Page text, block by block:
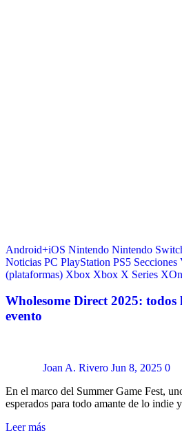
Android+iOS Nintendo Nintendo
Noticias PC PlayStation PS5 Secciones
(plataformas) Xbox Xbox X Series
Wholesome Direct 2025: todos
evento
Joan A. Rivero Jun 8, 2025 0
En el marco del Summer Game Fest,
esperados para todo amante de lo indie
Leer más